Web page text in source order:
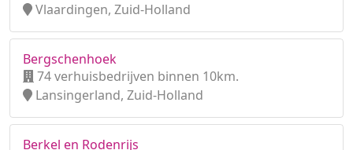
Vlaardingen, Zuid-Holland
Bergschenhoek
74 verhuisbedrijven binnen 10km.
Lansingerland, Zuid-Holland
Berkel en Rodenrijs